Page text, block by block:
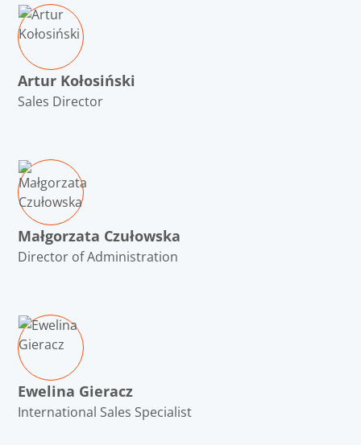
Artur Kołosiński
Sales Director
Małgorzata Czułowska
Director of Administration
Ewelina Gieracz
International Sales Specialist